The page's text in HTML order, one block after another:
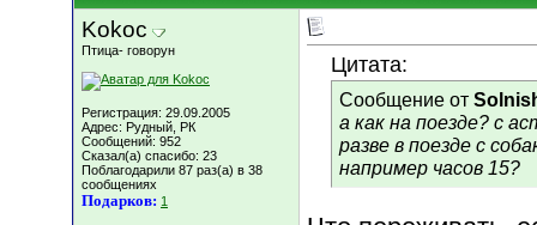
Kokoc
Птица- говорун
Регистрация: 29.09.2005
Адрес: Рудный, РК
Сообщений: 952
Сказал(а) спасибо: 23
Поблагодарили 87 раз(а) в 38
сообщениях
Подарков: 1
Цитата:
Сообщение от
а как на поезде? с
разве в поезде с
например часов 15?